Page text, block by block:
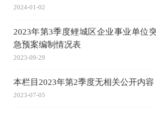
2024-01-02
2023年第3季度鲤城区企业事业单位
急预案编制情况表
2023-09-29
本栏目2023年第2季度无相关公开内容
2023-07-05